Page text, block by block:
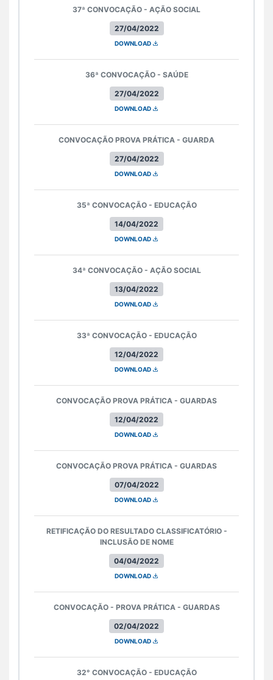
27/04/2022
37ª CONVOCAÇÃO - AÇÃO SOCIAL
DOWNLOAD
27/04/2022
36ª CONVOCAÇÃO - SAÚDE
DOWNLOAD
27/04/2022
CONVOCAÇÃO PROVA PRÁTICA - GUARDA
DOWNLOAD
14/04/2022
35ª CONVOCAÇÃO - EDUCAÇÃO
DOWNLOAD
13/04/2022
34ª CONVOCAÇÃO - AÇÃO SOCIAL
DOWNLOAD
12/04/2022
33ª CONVOCAÇÃO - EDUCAÇÃO
DOWNLOAD
12/04/2022
CONVOCAÇÃO PROVA PRÁTICA - GUARDAS
DOWNLOAD
07/04/2022
CONVOCAÇÃO PROVA PRÁTICA - GUARDAS
DOWNLOAD
04/04/2022
RETIFICAÇÃO DO RESULTADO CLASSIFICATÓRIO -
INCLUSÃO DE NOME
DOWNLOAD
02/04/2022
CONVOCAÇÃO - PROVA PRÁTICA - GUARDAS
DOWNLOAD
32° CONVOCAÇÃO - EDUCAÇÃO